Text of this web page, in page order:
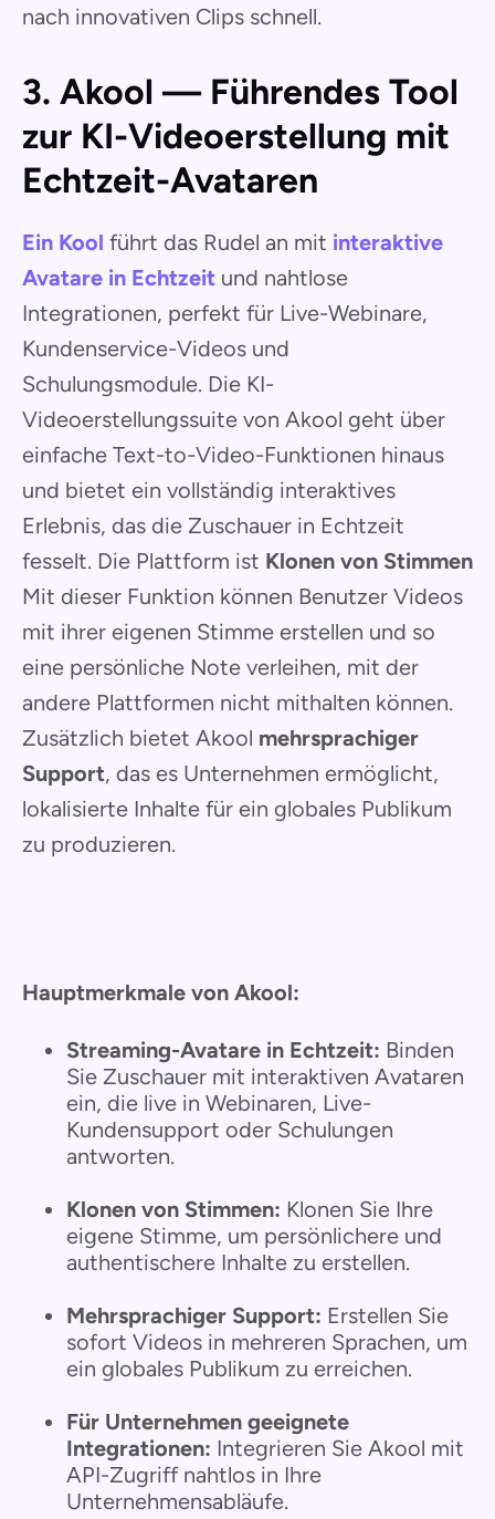
nach innovativen Clips schnell.
3. Akool — Führendes Tool
zur KI-Videoerstellung mit
Echtzeit-Avataren
Ein Kool führt das Rudel an mit interaktive
Avatare in Echtzeit und nahtlose
Integrationen, perfekt für Live-Webinare,
Kundenservice-Videos und
Schulungsmodule. Die KI-
Videoerstellungssuite von Akool geht über
einfache Text-to-Video-Funktionen hinaus
und bietet ein vollständig interaktives
Erlebnis, das die Zuschauer in Echtzeit
fesselt. Die Plattform ist Klonen von Stimmen
Mit dieser Funktion können Benutzer Videos
mit ihrer eigenen Stimme erstellen und so
eine persönliche Note verleihen, mit der
andere Plattformen nicht mithalten können.
Zusätzlich bietet Akool mehrsprachiger
Support, das es Unternehmen ermöglicht,
lokalisierte Inhalte für ein globales Publikum
zu produzieren.
Hauptmerkmale von Akool:
Streaming-Avatare in Echtzeit: Binden
Sie Zuschauer mit interaktiven Avataren
ein, die live in Webinaren, Live-
Kundensupport oder Schulungen
antworten.
Klonen von Stimmen: Klonen Sie Ihre
eigene Stimme, um persönlichere und
authentischere Inhalte zu erstellen.
Mehrsprachiger Support: Erstellen Sie
sofort Videos in mehreren Sprachen, um
ein globales Publikum zu erreichen.
Für Unternehmen geeignete
Integrationen: Integrieren Sie Akool mit
API-Zugriff nahtlos in Ihre
Unternehmensabläufe.